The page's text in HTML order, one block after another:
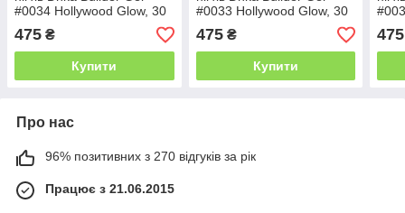
#0034 Hollywood Glow, 30
мл
475 ₴
Купити
#0033 Hollywood Glow, 30
мл
475₴
Купити
мл
475
Про нас
96% позитивних з 270 відгуків за рік
Працює з 21.06.2015